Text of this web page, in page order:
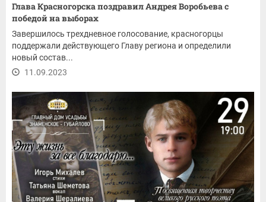
Глава Красногорска поздравил Андрея Воробьева с
победой на выборах
Завершилось трехдневное голосование, красногорцы
поддержали действующего Главу региона и определили
новый состав...
11.09.2023